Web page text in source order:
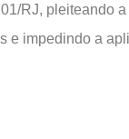
RJ, pleiteando
e impedindo a